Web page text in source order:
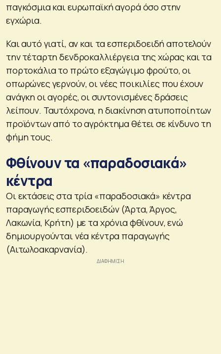
παγκόσμια και ευρωπαϊκή αγορά όσο στην
εγχώρια.
Και αυτό γιατί, αν και τα εσπεριδοειδή αποτελούν
την τέταρτη δενδροκαλλιέργεια της χώρας και τα
πορτοκάλια το πρώτο εξαγώγιμο φρούτο, οι
οπωρώνες γερνούν, οι νέες ποικιλίες που έχουν
ανάγκη οι αγορές, οι συντονισμένες δράσεις
λείπουν. Ταυτόχρονα, η διακίνηση ατυποποίητων
προϊόντων από το αγρόκτημα θέτει σε κίνδυνο τη
φήμη τους.
Φθίνουν τα «παραδοσιακά»
κέντρα
Οι εκτάσεις στα τρία «παραδοσιακά» κέντρα
παραγωγής εσπεριδοειδών (Άρτα, Άργος,
Λακωνία, Κρήτη) με τα χρόνια φθίνουν, ενώ
δημιουργούνται νέα κέντρα παραγωγής
(Αιτωλοακαρνανία).